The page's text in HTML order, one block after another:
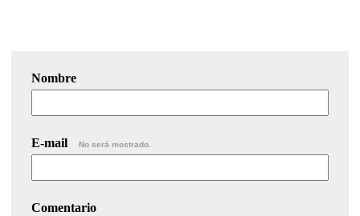
Nombre
E-mail No será mostrado.
Comentario